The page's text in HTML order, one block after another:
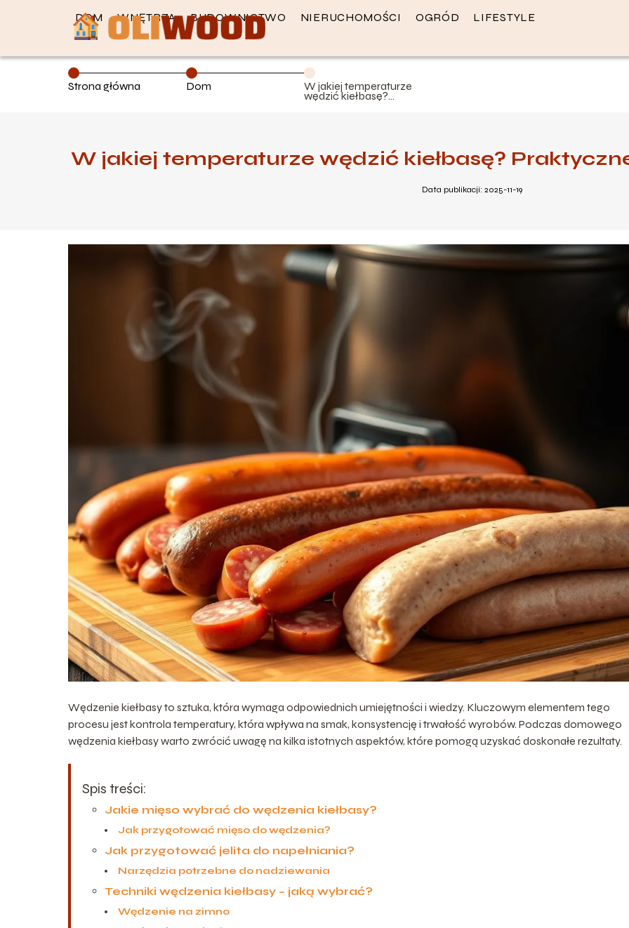
DOM WNĘTRZA BUDOWNICTWO NIERUCHOMOŚCI OGRÓD LIFESTYLE
Strona główna Dom W jakiej temperaturze
wędzić kiełbasę?
Praktyczne porady dla
W jakiej temperaturze wędzić kiełbasę?
Data publikacji: 2025-11-19
Wędzenie kiełbasy to sztuka, która wymaga odpowiednich umiejętności i wiedzy. Kluczowym elementem tego
procesu jest kontrola temperatury, która wpływa na smak, konsystencję i trwałość wyrobów. Podczas domowego
wędzenia kiełbasy warto zwrócić uwagę na kilka istotnych aspektów, które pomogą uzyskać doskonałe rezultaty.
Spis treści:
Jakie mięso wybrać do wędzenia kiełbasy?
Jak przygotować mięso do wędzenia?
Jak przygotować jelita do napełniania?
Narzędzia potrzebne do nadziewania
Techniki wędzenia kiełbasy – jaką wybrać?
Wędzenie na zimno